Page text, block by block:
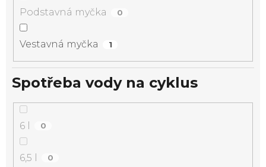
Podstavná myčka 0
Vestavná myčka 1
Spotřeba vody na cyklus
6 l 0
6,5 l 0